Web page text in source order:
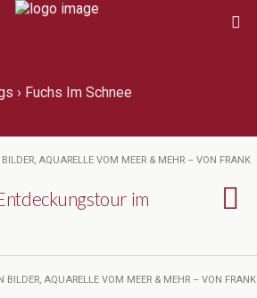
› Fuchs Im Schnee
AQUARELLE VOM MEER & MEHR – VON FRANK
im
BILDER, AQUARELLE VOM MEER & MEHR – VON FRANK